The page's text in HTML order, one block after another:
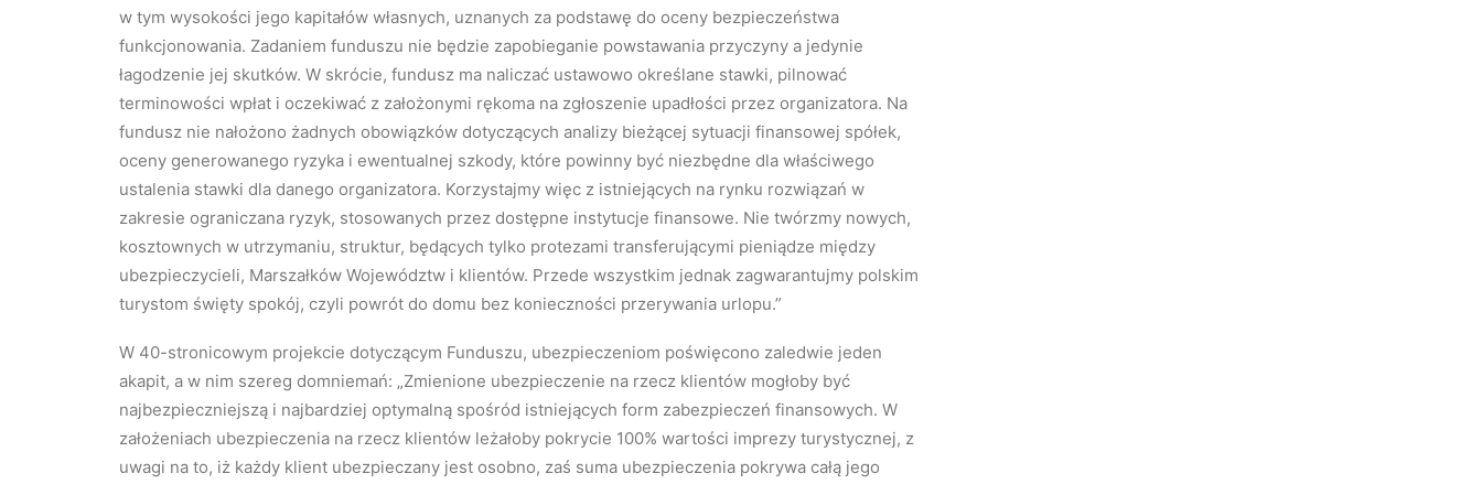
w tym wysokości jego kapitałów własnych, uznanych za podstawę do oceny bezpieczeństwa
funkcjonowania. Zadaniem funduszu nie będzie zapobieganie powstawania przyczyny a jedynie
łagodzenie jej skutków. W skrócie, fundusz ma naliczać ustawowo określane stawki, pilnować
terminowości wpłat i oczekiwać z założonymi rękoma na zgłoszenie upadłości przez organizatora. Na
fundusz nie nałożono żadnych obowiązków dotyczących analizy bieżącej sytuacji finansowej spółek,
oceny generowanego ryzyka i ewentualnej szkody, które powinny być niezbędne dla właściwego
ustalenia stawki dla danego organizatora. Korzystajmy więc z istniejących na rynku rozwiązań w
zakresie ograniczana ryzyk, stosowanych przez dostępne instytucje finansowe. Nie twórzmy nowych,
kosztownych w utrzymaniu, struktur, będących tylko protezami transferującymi pieniądze między
ubezpieczycieli, Marszałków Województw i klientów. Przede wszystkim jednak zagwarantujmy polskim
turystom święty spokój, czyli powrót do domu bez konieczności przerywania urlopu.”
W 40-stronicowym projekcie dotyczącym Funduszu, ubezpieczeniom poświęcono zaledwie jeden
akapit, a w nim szereg domniemań: „Zmienione ubezpieczenie na rzecz klientów mogłoby być
najbezpieczniejszą i najbardziej optymalną spośród istniejących form zabezpieczeń finansowych. W
założeniach ubezpieczenia na rzecz klientów leżałoby pokrycie 100% wartości imprezy turystycznej, z
uwagi na to, iż każdy klient ubezpieczany jest osobno, zaś suma ubezpieczenia pokrywa całą jego